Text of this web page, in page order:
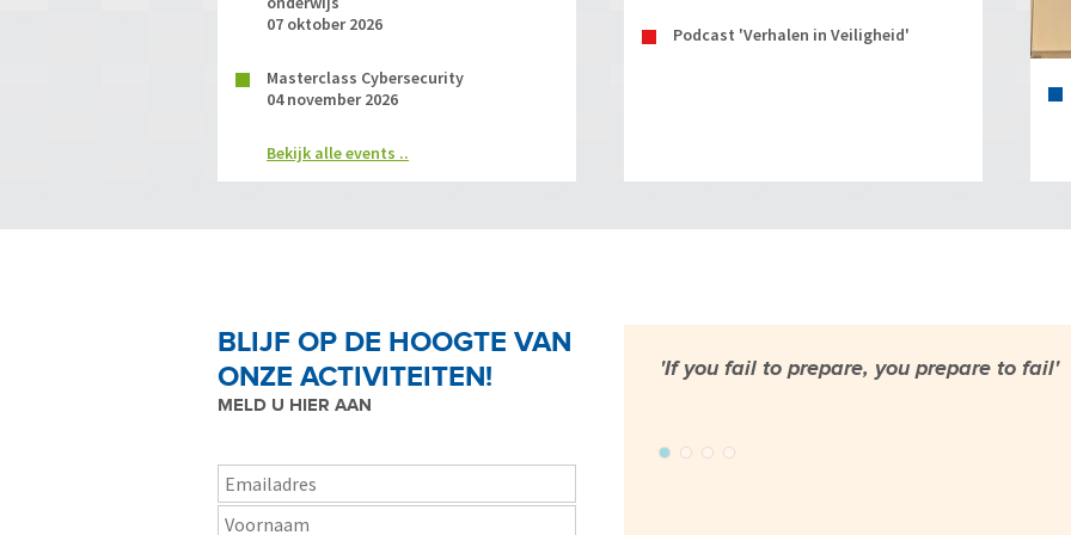
07 oktober 2026
Masterclass Cybersecurity
04 november 2026
Bekijk alle events ..
Podcast 'Verhalen in Veiligheid'
BLIJF OP DE HOOGTE VAN
ONZE ACTIVITEITEN!
MELD U HIER AAN
'If you fail to prepare, you prepare to fail'